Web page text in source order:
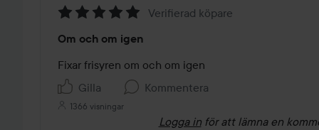
5
av
5
Verifierad köpare
Om och om igen
Fixar frisyren om och om igen
Gilla
Kommentera
1366 visningar
Logga in för att lämna en